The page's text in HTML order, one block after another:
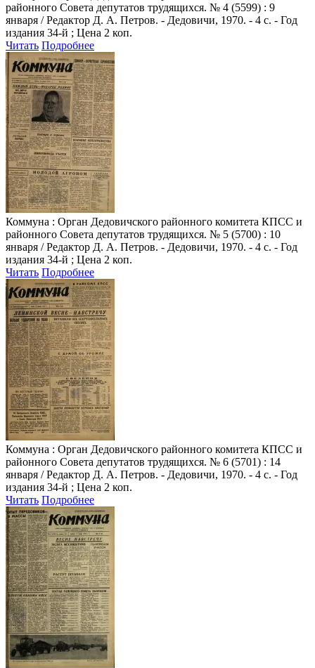
районного Совета депутатов трудящихся. № 4 (5599) : 9
января / Редактор Д. А. Петров. - Дедовичи, 1970. - 4 с. - Год
издания 34-й ; Цена 2 коп.
Читать Подробнее
Коммуна : Орган Дедовичского районного комитета КПСС и
районного Совета депутатов трудящихся. № 5 (5700) : 10
января / Редактор Д. А. Петров. - Дедовичи, 1970. - 4 с. - Год
издания 34-й ; Цена 2 коп.
Читать Подробнее
Коммуна : Орган Дедовичского районного комитета КПСС и
районного Совета депутатов трудящихся. № 6 (5701) : 14
января / Редактор Д. А. Петров. - Дедовичи, 1970. - 4 с. - Год
издания 34-й ; Цена 2 коп.
Читать Подробнее